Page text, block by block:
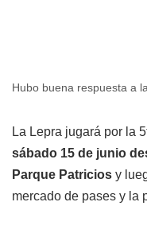
Hubo buena respuesta a
La Lepra jugará por la
sábado 15 de junio
Parque Patricios y
mercado de pases y la